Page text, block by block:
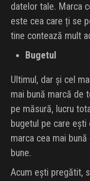
datelor tale. Marca
este cea care ți se
tine contează mult
Bugetul
Ultimul, dar și cel
mai bună marcă de
pe măsură, lucru
bugetul pe care ești
marca cea mai
bune.
Acum ești pregătit,